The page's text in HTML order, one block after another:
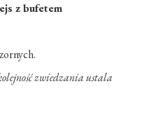
z bufetem
zwiedzania ustala